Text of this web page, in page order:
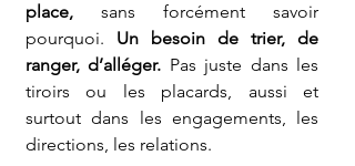
place, sans forcément savoir
pourquoi. Un besoin de trier, de
ranger, d’alléger. Pas juste dans les
tiroirs ou les placards, aussi et
surtout dans les engagements, les
directions, les relations.